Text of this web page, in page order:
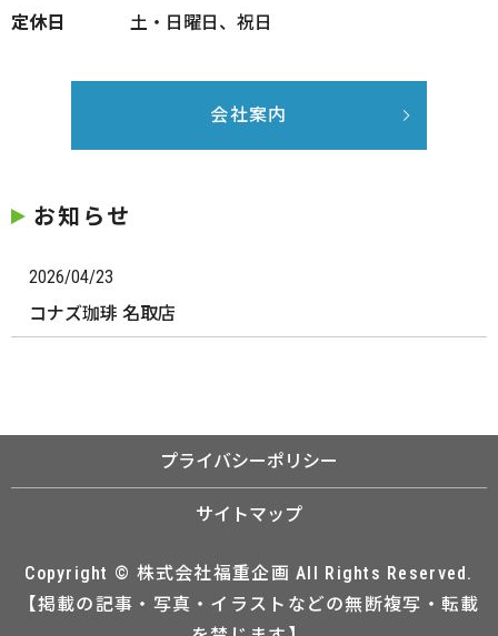
定休日 土・日曜日、祝日
会社案内
お知らせ
2026/04/23
コナズ珈琲 名取店
プライバシーポリシー
サイトマップ
Copyright © 株式会社福重企画 All Rights Reserved.
【掲載の記事・写真・イラストなどの無断複写・転載